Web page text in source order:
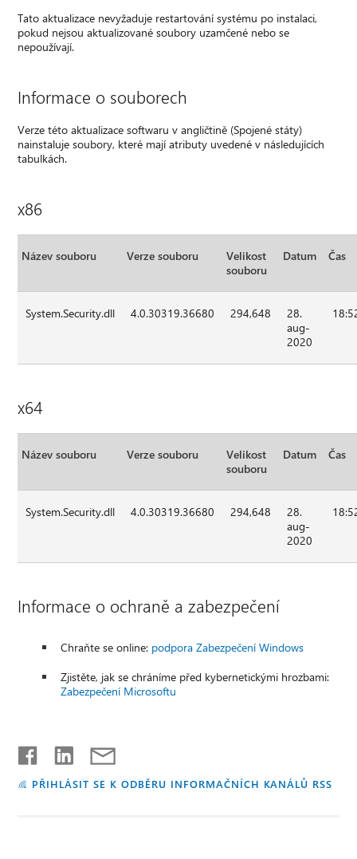
Tato aktualizace nevyžaduje restartování systému po instalaci,
pokud nejsou aktualizované soubory uzamčené nebo se
nepoužívají.
Informace o souborech
Verze této aktualizace softwaru v angličtině (Spojené státy)
nainstaluje soubory, které mají atributy uvedené v následujících
tabulkách.
x86
Název souboru Verze souboru
Velikost
souboru
Datum Čas
System.Security.dll 4.0.30319.36680 294,648
28.
aug-
2020
x64
Název souboru Verze souboru
Velikost
souboru
Datum Čas
System.Security.dll 4.0.30319.36680 294,648
28.
aug-
2020
Informace o ochraně a zabezpečení
Chraňte se online: podpora Zabezpečení Windows
Zjistěte, jak se chráníme před kybernetickými hrozbami:
Zabezpečení Microsoftu
PŘIHLÁSIT SE K ODBĚRU INFORMAČNÍCH KANÁLŮ RSS